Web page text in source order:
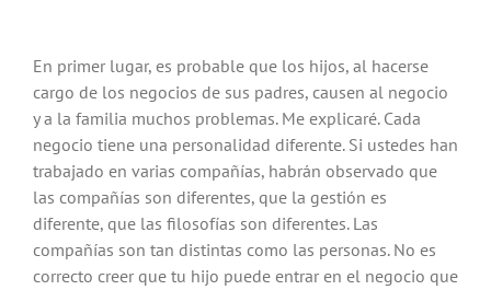
En primer lugar, es probable que los hijos, al hacerse
cargo de los negocios de sus padres, causen al negocio
y a la familia muchos problemas. Me explicaré. Cada
negocio tiene una personalidad diferente. Si ustedes han
trabajado en varias compañías, habrán observado que
las compañías son diferentes, que la gestión es
diferente, que las filosofías son diferentes. Las
compañías son tan distintas como las personas. No es
correcto creer que tu hijo puede entrar en el negocio que